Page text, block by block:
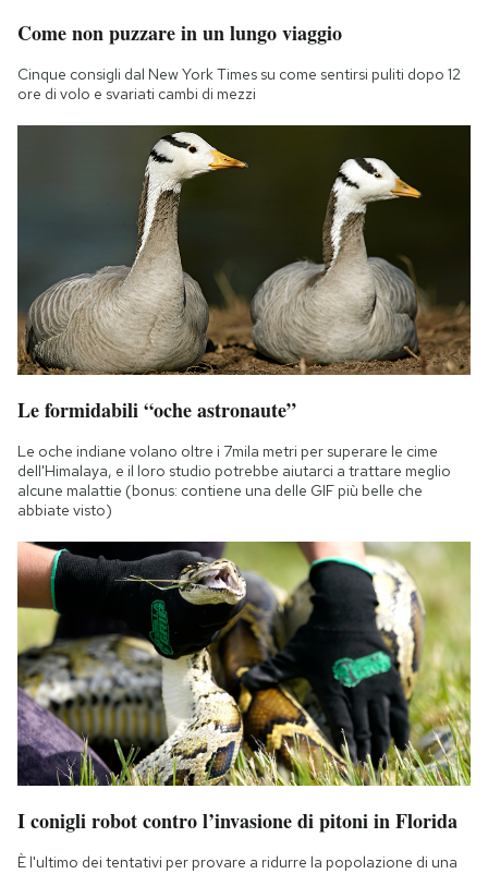
Come non puzzare in un lungo viaggio
Cinque consigli dal New York Times su come sentirsi puliti dopo 12
ore di volo e svariati cambi di mezzi
Le formidabili “oche astronaute”
Le oche indiane volano oltre i 7mila metri per superare le cime
dell'Himalaya, e il loro studio potrebbe aiutarci a trattare meglio
alcune malattie (bonus: contiene una delle GIF più belle che
abbiate visto)
I conigli robot contro l’invasione di pitoni in Florida
È l'ultimo dei tentativi per provare a ridurre la popolazione di una